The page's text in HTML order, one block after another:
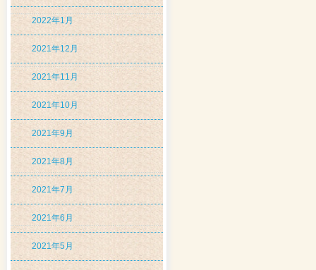
2022年1月
2021年12月
2021年11月
2021年10月
2021年9月
2021年8月
2021年7月
2021年6月
2021年5月